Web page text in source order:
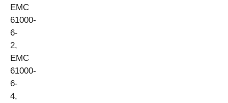
EMC
61000-
6-
2,
EMC
61000-
6-
4,